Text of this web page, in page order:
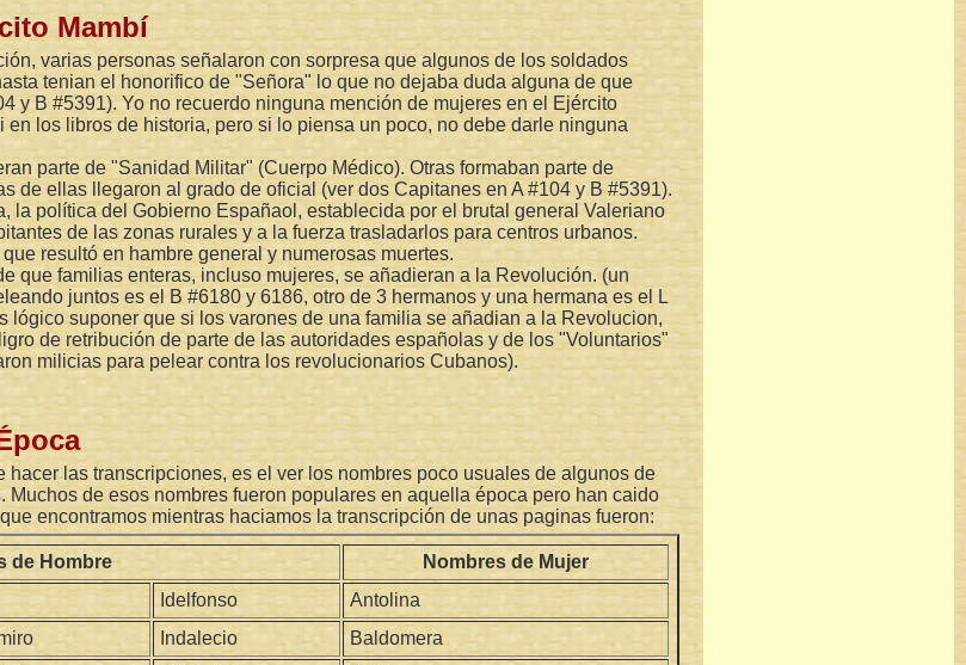
Mambí
varias personas señalaron con sorpresa que algunos de los soldados
tenian el honorifico de "Señora" lo que no dejaba duda alguna de que
y B #5391). Yo no recuerdo ninguna mención de mujeres en el Ejército
los libros de historia, pero si lo piensa un poco, no debe darle ninguna
parte de "Sanidad Militar" (Cuerpo Médico). Otras formaban parte de
de ellas llegaron al grado de oficial (ver dos Capitanes en A #104 y B #5391).
la política del Gobierno Españaol, establecida por el brutal general Valeriano
de las zonas rurales y a la fuerza trasladarlos para centros urbanos.
resultó en hambre general y numerosas muertes.
que familias enteras, incluso mujeres, se añadieran a la Revolución. (un
juntos es el B #6180 y 6186, otro de 3 hermanos y una hermana es el L
lógico suponer que si los varones de una familia se añadian a la Revolucion,
de retribución de parte de las autoridades españolas y de los "Voluntarios"
milicias para pelear contra los revolucionarios Cubanos).
hacer las transcripciones, es el ver los nombres poco usuales de algunos de
Muchos de esos nombres fueron populares en aquella época pero han caido
encontramos mientras haciamos la transcripción de unas paginas fueron:
de Hombre
Nombres de Mujer
Idelfonso
Antolina
Indalecio
Baldomera